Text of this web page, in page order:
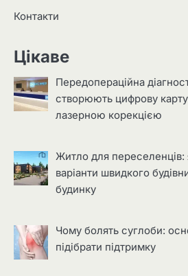
Контакти
Цікаве
Передопераційна
створюють цифрову
лазерною корекцією
Житло для переселенців:
варіанти швидкого
будинку
Чому болять суглоби:
підібрати підтримку